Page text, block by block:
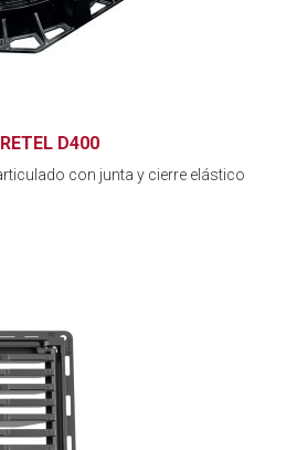
RETEL D400
con junta y cierre elástico